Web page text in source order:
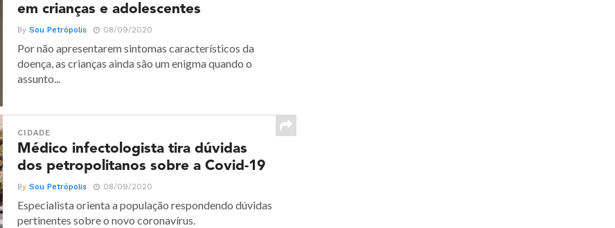
em crianças e adolescentes
BySou Petrópolis 08/09/2020
Por não apresentarem sintomas característicos da
doença, as crianças ainda são um enigma quando o
assunto...
CIDADE
Médico infectologista tira dúvidas
dos petropolitanos sobre a Covid-19
BySou Petrópolis 08/09/2020
Especialista orienta a população respondendo dúvidas
pertinentes sobre o novo coronavírus.